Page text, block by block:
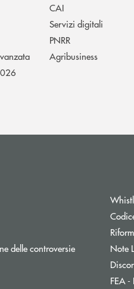
CAI
Servizi digitali
PNRR
Agribusiness
delle controversie
Note
FEA